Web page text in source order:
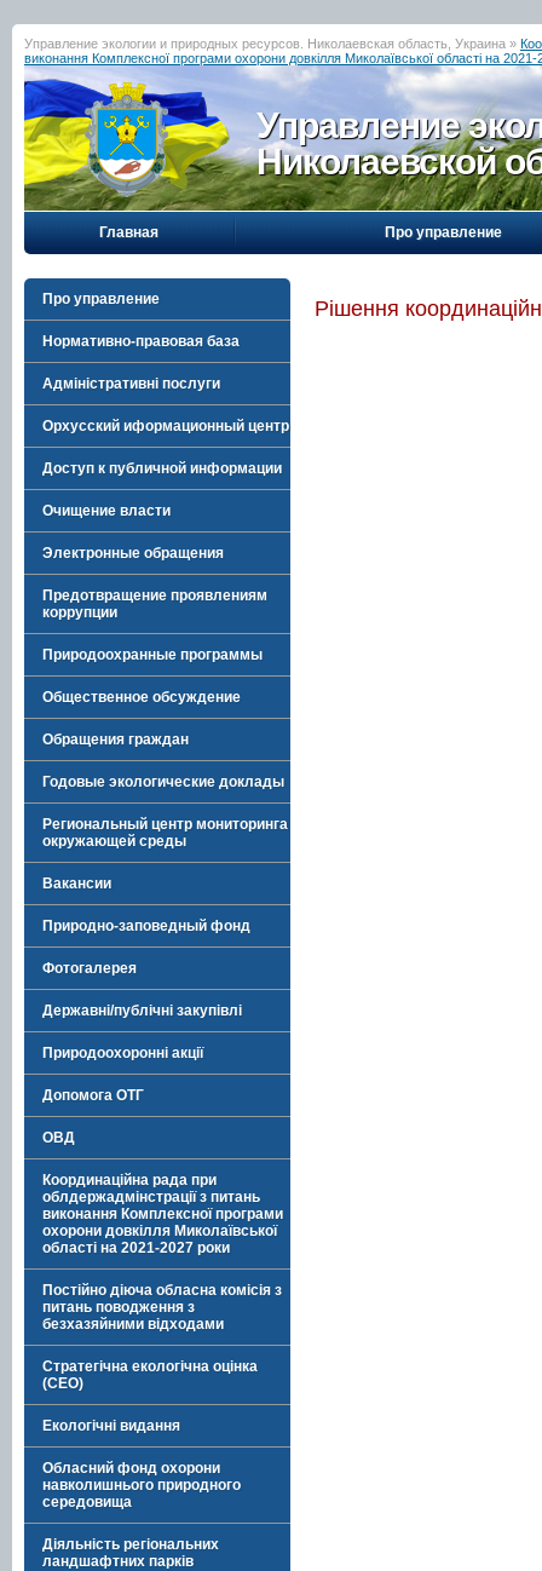
Управление экологии и природных ресурсов. Николаевская область, Украина »
виконання Комплексної програми охорони довкілля Миколаївської області на 2021-
Управление
Николаевской
Главная Про управление
Про управление
Нормативно-правовая база
Адміністративні послуги
Орхусский иформационный центр
Доступ к публичной информации
Очищение власти
Электронные обращения
Предотвращение проявлениям
коррупции
Природоохранные программы
Общественное обсуждение
Обращения граждан
Годовые экологические доклады
Региональный центр мониторинга
окружающей среды
Вакансии
Природно-заповедный фонд
Фотогалерея
Державні/публічні закупівлі
Природоохоронні акції
Допомога ОТГ
ОВД
Координаційна рада при
облдержадмінстрації з питань
виконання Комплексної програми
охорони довкілля Миколаївської
області на 2021-2027 роки
Постійно діюча обласна комісія з
питань поводження з
безхазяйними відходами
Стратегічна екологічна оцінка
(СЕО)
Екологічні видання
Обласний фонд охорони
навколишнього природного
середовища
Діяльність регіональних
ландшафтних парків
Рішення